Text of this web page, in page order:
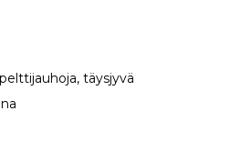
täysjyvä